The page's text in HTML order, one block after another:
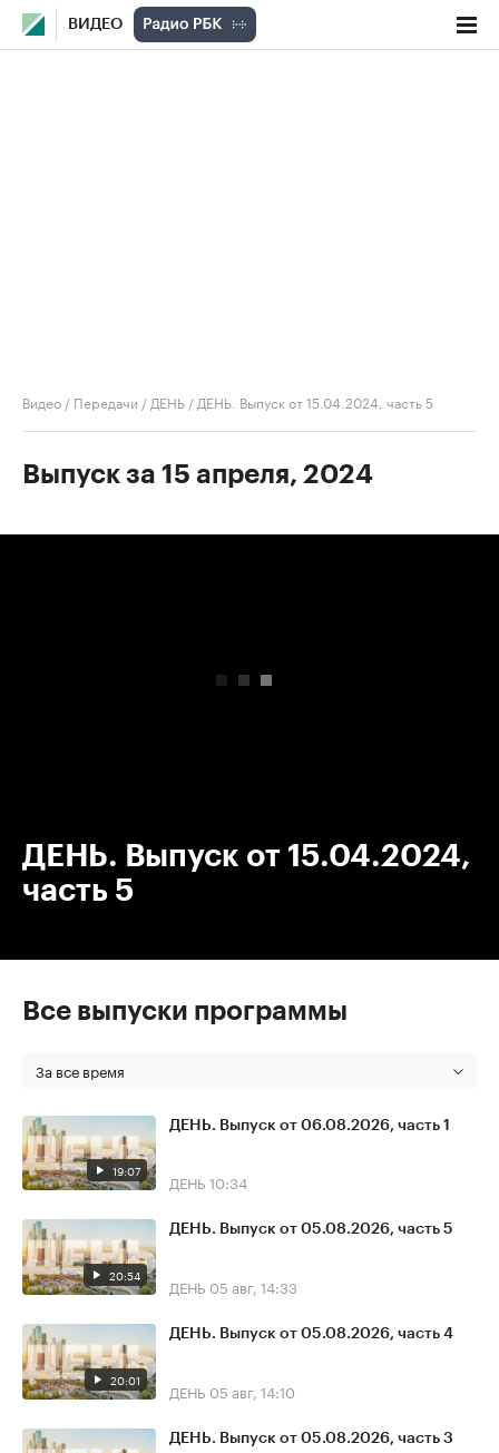
ВИДЕО
Видео / Передачи / ДЕНЬ / ДЕНЬ. Выпуск от 15.04.2024, часть 5
Выпуск за 15 апреля, 2024
ДЕНЬ. Выпуск от 15.04.2024,
часть 5
Все выпуски программы
За все время
19:07
ДЕНЬ. Выпуск от 06.08.2026, часть 1
ДЕНЬ 10:34
20:54
ДЕНЬ. Выпуск от 05.08.2026, часть 5
ДЕНЬ 05 авг, 14:33
20:01
ДЕНЬ. Выпуск от 05.08.2026, часть 4
ДЕНЬ 05 авг, 14:10
ДЕНЬ. Выпуск от 05.08.2026, часть 3